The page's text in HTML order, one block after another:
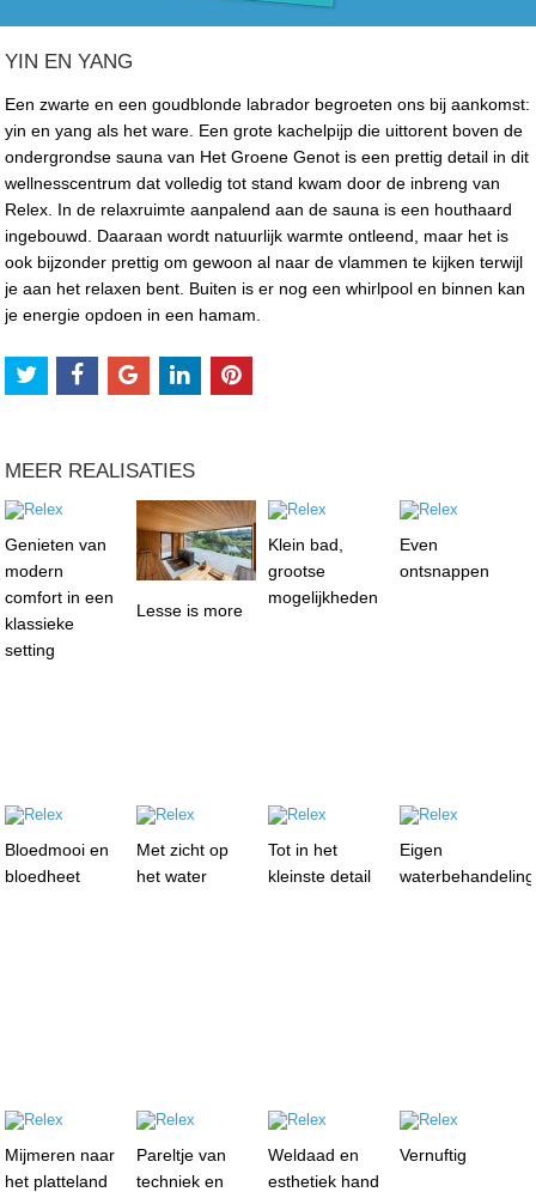
YIN EN YANG
Een zwarte en een goudblonde labrador begroeten ons bij aankomst:
yin en yang als het ware. Een grote kachelpijp die uittorent boven de
ondergrondse sauna van Het Groene Genot is een prettig detail in dit
wellnesscentrum dat volledig tot stand kwam door de inbreng van
Relex. In de relaxruimte aanpalend aan de sauna is een houthaard
ingebouwd. Daaraan wordt natuurlijk warmte ontleend, maar het is
ook bijzonder prettig om gewoon al naar de vlammen te kijken terwijl
je aan het relaxen bent. Buiten is er nog een whirlpool en binnen kan
je energie opdoen in een hamam.
MEER REALISATIES
Genieten van
modern
comfort in een
klassieke
setting
Lesse is more
Klein bad,
grootse
mogelijkheden
Even
ontsnappen
Bloedmooi en
bloedheet
Met zicht op
het water
Tot in het
kleinste detail
Eigen
Mijmeren naar
het platteland
Pareltje van
techniek en
Weldaad en
esthetiek hand
Vernuftig